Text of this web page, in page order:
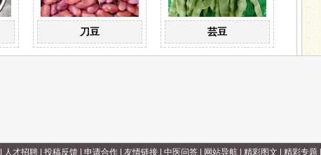
刀豆 芸豆
人才招聘| 投稿反馈| 申请合作| 友情链接| 中医问答| 网站导航| 精彩图文 精彩专题